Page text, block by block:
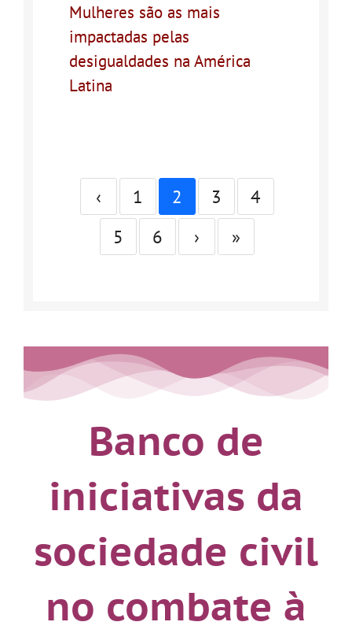
Mulheres são as mais
impactadas pelas
desigualdades na América
Latina
‹ 1 2 3
4
5
6 › »
Banco de
iniciativas da
sociedade civil
no combate à